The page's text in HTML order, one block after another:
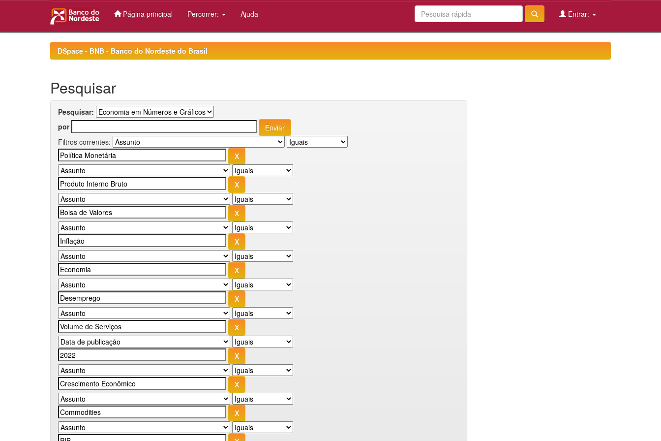
Página principal Percorrer: Ajuda Entrar:
DSpace - BNB - Banco do Nordeste do Brasil
Pesquisar
Pesquisar:
por
Filtros correntes: